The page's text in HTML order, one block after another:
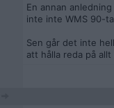
En annan
inte inte WMS 90-
Sen går det inte
att hålla reda på allt